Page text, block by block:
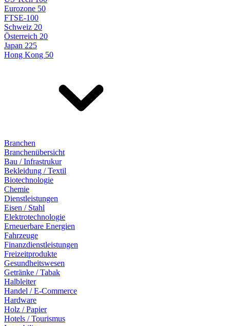
Eurozone 50
FTSE-100
Schweiz 20
Österreich 20
Japan 225
Hong Kong 50
Branchen
Branchenübersicht
Bau / Infrastrukur
Bekleidung / Textil
Biotechnologie
Chemie
Dienstleistungen
Eisen / Stahl
Elektrotechnologie
Erneuerbare Energien
Fahrzeuge
Finanzdienstleistungen
Freizeitprodukte
Gesundheitswesen
Getränke / Tabak
Halbleiter
Handel / E-Commerce
Hardware
Holz / Papier
Hotels / Tourismus